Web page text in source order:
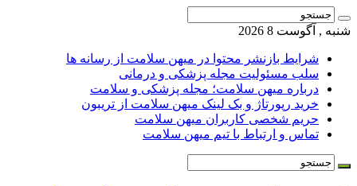
شنبه , آگوست 8 2026
شرایط بازنشر محتوا در میهن سلامت از رسانه ها
سلب مسئولیت مجله پزشکی و درمانی
درباره میهن سلامت؛ مجله پزشکی و سلامت
خرید رپورتاژ و بک لینک میهن سلامت از تریبون
حریم شخصی کاربران میهن سلامت
تماس و ارتباط با تیم میهن سلامت